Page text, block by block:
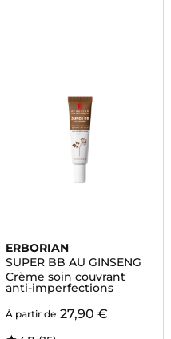
ERBORIAN
SUPER BB AU GINSENG
Crème soin couvrant
anti-imperfections
À partir de 27,90 €